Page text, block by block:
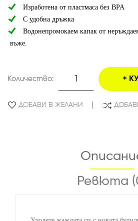
Изработена от пластмаса без BPA
С удобна дръжка
Водонепромокаем капак от
въже.
Количество:
ДОБАВИ В ЖЕЛАНИ
Ревюта